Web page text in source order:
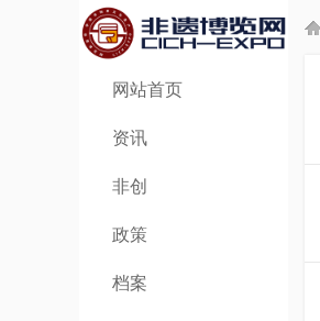
网站首页
资讯
非创
政策
档案